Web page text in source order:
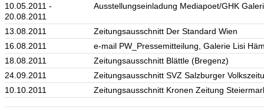
10.05.2011 -
20.08.2011
Ausstellungseinladung Mediapoet/GHK
13.08.2011
Zeitungsausschnitt Der Standard Wien
16.08.2011
e-mail PW_Pressemitteilung, Galerie Lisi
18.08.2011
Zeitungsausschnitt Blättle (Bregenz)
24.09.2011
Zeitungsausschnitt SVZ Salzburger
10.10.2011
Zeitungsausschnitt Kronen Zeitung